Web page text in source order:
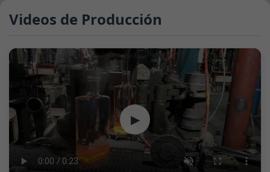
Videos de Producción
▶